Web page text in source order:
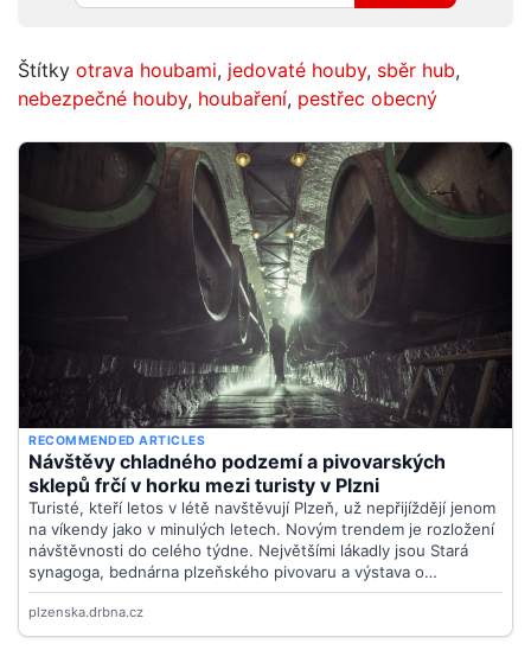
Štítky otrava houbami, jedovaté houby, sběr hub,
nebezpečné houby, houbaření, pestřec obecný